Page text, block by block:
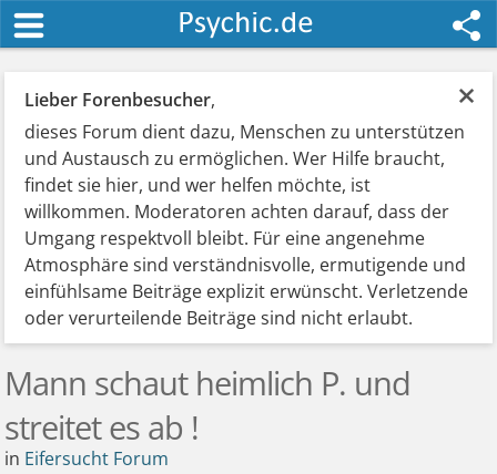
×
Lieber Forenbesucher,
dieses Forum dient dazu, Menschen zu unterstützen
und Austausch zu ermöglichen. Wer Hilfe braucht,
findet sie hier, und wer helfen möchte, ist
willkommen. Moderatoren achten darauf, dass der
Umgang respektvoll bleibt. Für eine angenehme
Atmosphäre sind verständnisvolle, ermutigende und
einfühlsame Beiträge explizit erwünscht. Verletzende
oder verurteilende Beiträge sind nicht erlaubt.
Mann schaut heimlich P. und
streitet es ab !
in Eifersucht Forum